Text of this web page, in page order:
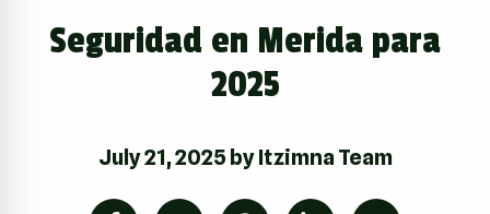
Seguridad en Merida para
2025
July 21, 2025 byItzimna Team